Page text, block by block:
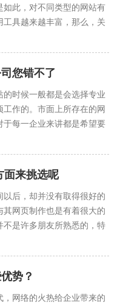
此，对不同类型的网站有
具越来越丰富，那么，关
您错不了
时候一般都是会选择专业
作的。市面上所存在的网
每一企业来讲都是希望要
面来挑选呢
后，却并没有取得很好的
网页制作也是有着很大的
是许多朋友所熟悉的，特
势？
网络的火热给企业带来的